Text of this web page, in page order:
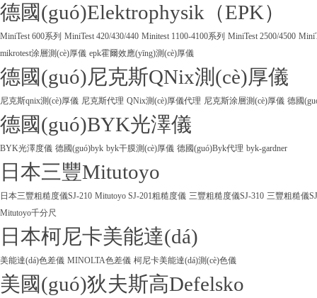
德國(guó)Elektrophysik（EPK）
MiniTest 600系列 MiniTest 420/430/440 Minitest 1100-4100系列 MiniTest 2500/4500
mikrotest涂層測(cè)厚儀 epk霍爾效應(yīng)測(cè)厚儀
德國(guó)尼克斯QNix測(cè)厚儀
尼克斯qnix測(cè)厚儀 尼克斯代理 QNix測(cè)厚儀代理 尼克斯涂層測(cè)厚儀 德國
德國(guó)BYK光澤儀
BYK光澤度儀 德國(guó)byk byk干膜測(cè)厚儀 德國(guó)Byk代理 byk-gardner
日本三豐Mitutoyo
日本三豐粗糙度儀SJ-210 Mitutoyo SJ-201粗糙度儀 三豐粗糙度儀SJ-310 三豐粗糙儀
Mitutoyo千分尺
日本柯尼卡美能達(dá)
美能達(dá)色差儀 MINOLTA色差儀 柯尼卡美能達(dá)測(cè)色儀
美國(guó)狄夫斯高Defelsko